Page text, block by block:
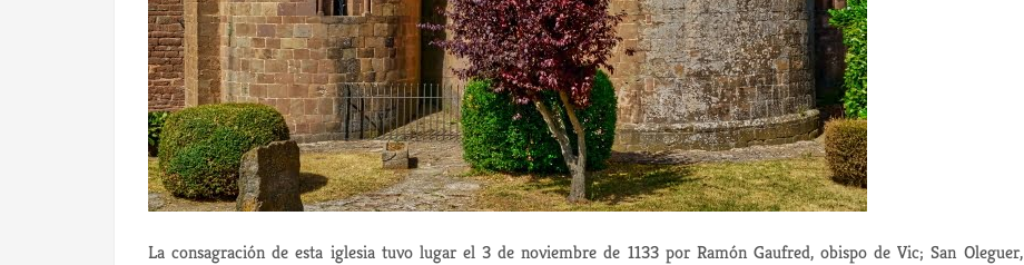
La consagración de esta iglesia tuvo lugar el 3 de noviembre de 1133 por Ramón Gaufred, obispo de Vic; San Oleguer,